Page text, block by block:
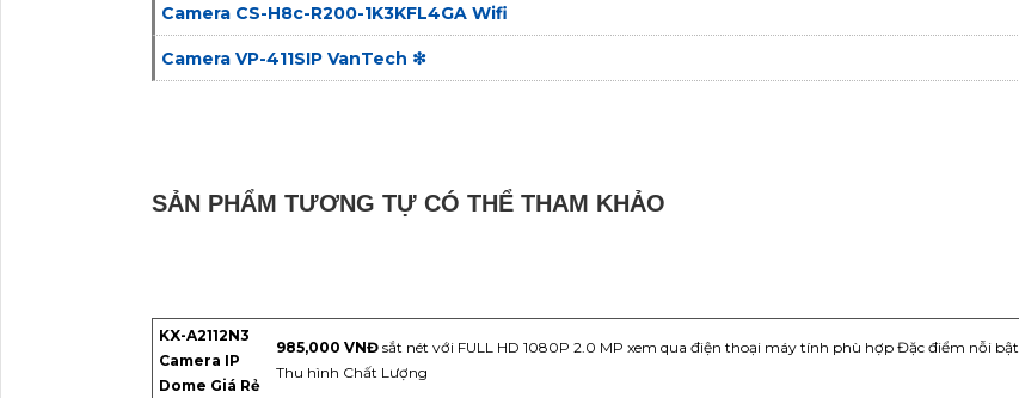
Camera CS-H8c-R200-1K3KFL4GA Wifi
Camera VP-411SIP VanTech ❇
SẢN PHẨM TƯƠNG TỰ CÓ THỂ THAM KHẢO
KX-A2112N3
Camera IP
Dome Giá Rẻ
985,000 VNĐ sắt nét với FULL HD 1080P 2.0 MP xem qua điện thoại máy tính phù hợp Đặc điểm nỗi bật
Thu hình Chất Lượng